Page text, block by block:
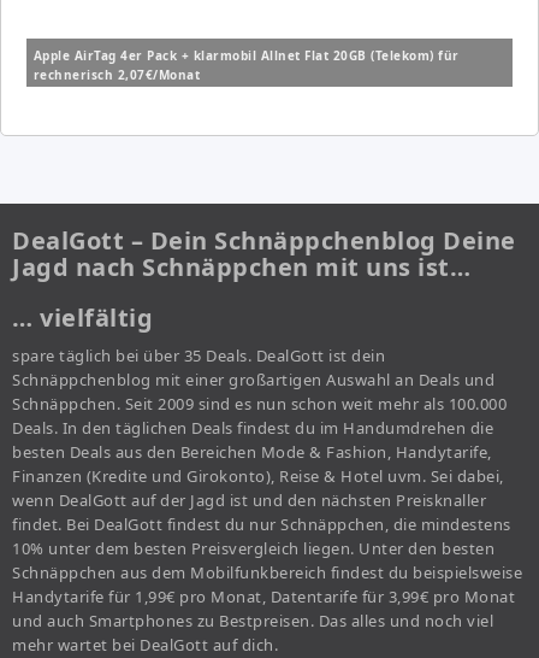
Apple AirTag 4er Pack + klarmobil Allnet Flat 20GB (Telekom) für
rechnerisch 2,07€/Monat
DealGott – Dein Schnäppchenblog Deine
Jagd nach Schnäppchen mit uns ist…
… vielfältig
spare täglich bei über 35 Deals. DealGott ist dein
Schnäppchenblog mit einer großartigen Auswahl an Deals und
Schnäppchen. Seit 2009 sind es nun schon weit mehr als 100.000
Deals. In den täglichen Deals findest du im Handumdrehen die
besten Deals aus den Bereichen Mode & Fashion, Handytarife,
Finanzen (Kredite und Girokonto), Reise & Hotel uvm. Sei dabei,
wenn DealGott auf der Jagd ist und den nächsten Preisknaller
findet. Bei DealGott findest du nur Schnäppchen, die mindestens
10% unter dem besten Preisvergleich liegen. Unter den besten
Schnäppchen aus dem Mobilfunkbereich findest du beispielsweise
Handytarife für 1,99€ pro Monat, Datentarife für 3,99€ pro Monat
und auch Smartphones zu Bestpreisen. Das alles und noch viel
mehr wartet bei DealGott auf dich.